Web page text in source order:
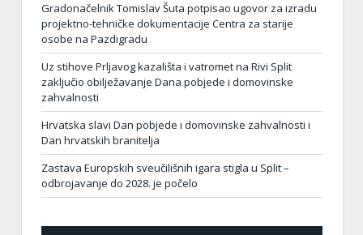
Gradonačelnik Tomislav Šuta potpisao ugovor za izradu
projektno-tehničke dokumentacije Centra za starije
osobe na Pazdigradu
Uz stihove Prljavog kazališta i vatromet na Rivi Split
zaključio obilježavanje Dana pobjede i domovinske
zahvalnosti
Hrvatska slavi Dan pobjede i domovinske zahvalnosti i
Dan hrvatskih branitelja
Zastava Europskih sveučilišnih igara stigla u Split –
odbrojavanje do 2028. je počelo